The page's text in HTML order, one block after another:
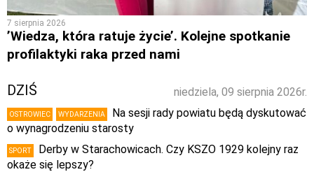
7 sierpnia 2026
’Wiedza, która ratuje życie’. Kolejne spotkanie
profilaktyki raka przed nami
niedziela, 09 sierpnia 2026r.
DZIŚ
OSTROWIEC WYDARZENIA
Na sesji rady powiatu będą dyskutować
o wynagrodzeniu starosty
SPORT
Derby w Starachowicach. Czy KSZO 1929 kolejny raz
okaże się lepszy?